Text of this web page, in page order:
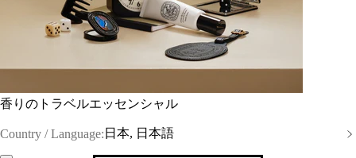
香りのトラベルエッセンシャル
Country / Language: 日本, 日本語